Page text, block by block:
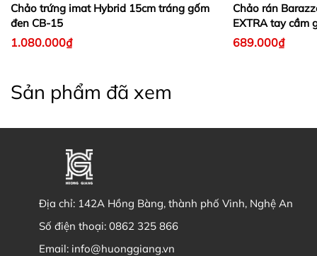
Chảo trứng imat Hybrid 15cm tráng gốm
đen CB-15
1.080.000₫
Chảo rán
EXTRA tay cầm
689.000₫
Sản phẩm đã xem
Địa chỉ: 142A Hồng Bàng, thành phố Vinh, Nghệ An
Số điện thoại: 0862 325 866
Email: info@huonggiang.vn